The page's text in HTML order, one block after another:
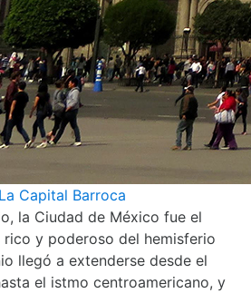
Capital Barroca
la Ciudad de México fue el
y poderoso del hemisferio
llegó a extenderse desde el
el istmo centroamericano, y